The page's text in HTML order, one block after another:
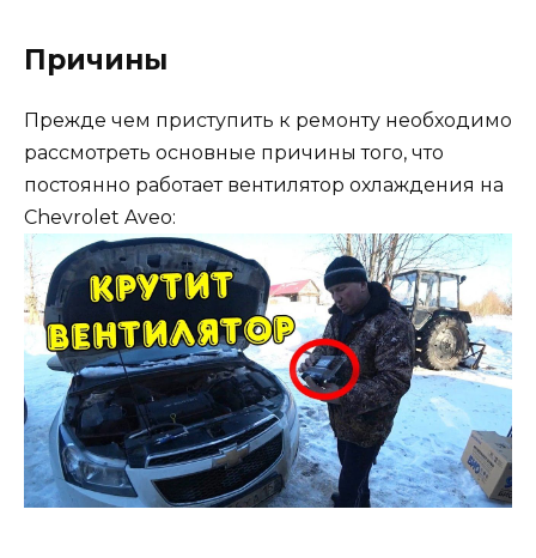
Причины
Прежде чем приступить к ремонту необходимо
рассмотреть основные причины того, что
постоянно работает вентилятор охлаждения на
Chevrolet Aveo: